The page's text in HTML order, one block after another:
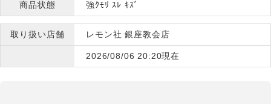
商品状態 強ｸﾓﾘ ｽﾚ ｷｽﾞ
取り扱い店舗 レモン社 銀座教会店
2026/08/06 20:20現在